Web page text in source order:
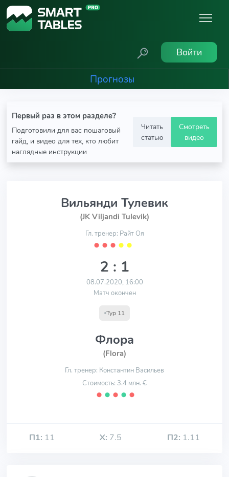
Войти
Прогнозы
Первый раз в этом разделе?
Подготовили для вас пошаговый
гайд, и видео для тех, кто любит
наглядные инструкции
Читать
статью
Смотреть
видео
Вильянди Тулевик
(JK Viljandi Tulevik)
Гл. тренер: Райт Оя
⬤ ⬤ ⬤ ⬤ ⬤
2 : 1
08.07.2020, 16:00
Матч окончен
Тур 11
Флора
(Flora)
Гл. тренер: Константин Васильев
Стоимость: 3.4 млн. €
⬤ ⬤ ⬤ ⬤ ⬤
П1: 11 Х: 7.5 П2: 1.11